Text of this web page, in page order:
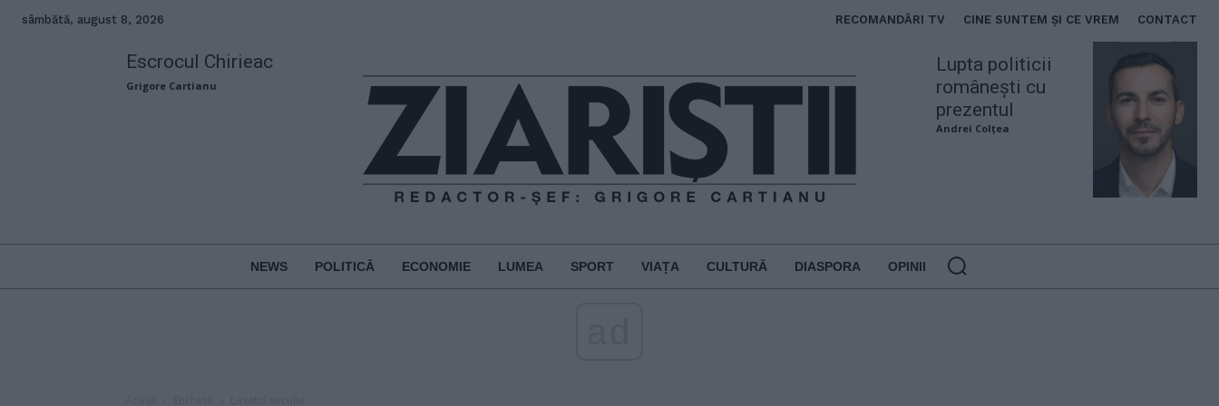
sâmbătă, august 8, 2026 RECOMANDĂRI TV CINE SUNTEM ȘI CE VREM CONTACT
Escrocul Chirieac
Grigore Cartianu
Lupta politicii
românești cu
prezentul
Andrei Colțea
NEWS POLITICĂ ECONOMIE LUMEA SPORT VIAȚA CULTURĂ DIASPORA OPINII